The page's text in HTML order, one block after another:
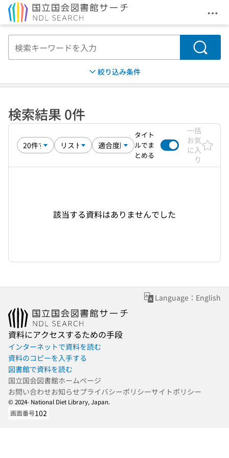
メ
検索
絞り込み条件
検索結果 0件
タイト
ルでま
とめる
一括
お気
に入
り
該当する資料はありませんでした
Language：English
資料にアクセスするための手段
インターネットで資料を読む
資料のコピーを入手する
図書館で資料を読む
国立国会図書館ホームページ
お問い合わせお知らせプライバシーポリシーサイトポリシー
© 2024- National Diet Library, Japan.
画面番号102